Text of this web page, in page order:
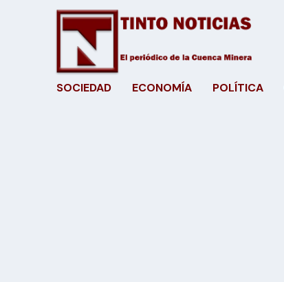
SOCIEDAD ECONOMÍA POLÍTICA